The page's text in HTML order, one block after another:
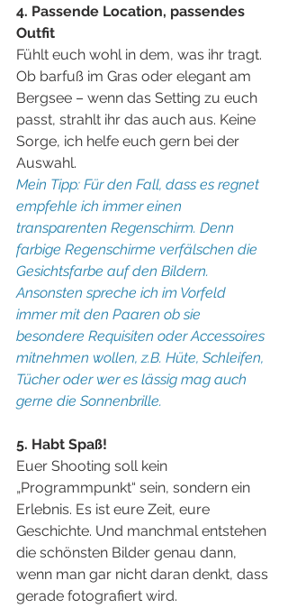
4. Passende Location, passendes
Outfit
Fühlt euch wohl in dem, was ihr tragt.
Ob barfuß im Gras oder elegant am
Bergsee – wenn das Setting zu euch
passt, strahlt ihr das auch aus. Keine
Sorge, ich helfe euch gern bei der
Auswahl.
Mein Tipp: Für den Fall, dass es regnet
empfehle ich immer einen
transparenten Regenschirm. Denn
farbige Regenschirme verfälschen die
Gesichtsfarbe auf den Bildern.
Ansonsten spreche ich im Vorfeld
immer mit den Paaren ob sie
besondere Requisiten oder Accessoires
mitnehmen wollen, z.B. Hüte, Schleifen,
Tücher oder wer es lässig mag auch
gerne die Sonnenbrille.
5. Habt Spaß!
Euer Shooting soll kein
„Programmpunkt“ sein, sondern ein
Erlebnis. Es ist eure Zeit, eure
Geschichte. Und manchmal entstehen
die schönsten Bilder genau dann,
wenn man gar nicht daran denkt, dass
gerade fotografiert wird.